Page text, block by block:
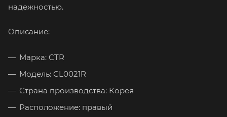
надежностью.
Описание:
Марка: CTR
Модель: CL0021R
Страна производства: Корея
Расположение: правый